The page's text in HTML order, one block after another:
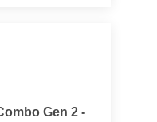
Gen 2 -